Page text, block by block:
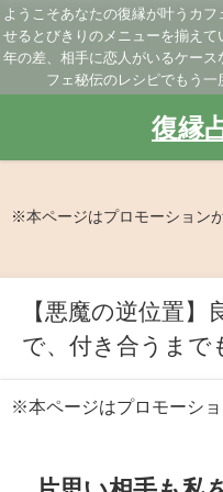
ようこそあなたの復縁が叶うカ
せるとびきりのメニューを揃え
年の差、相手に恋人がいるケー
フェ秘伝のレシピでもう一
復縁
※本ページはプロモーション
【悪魔の逆位置
で、付き合うまで
※本ページはプロモーシ